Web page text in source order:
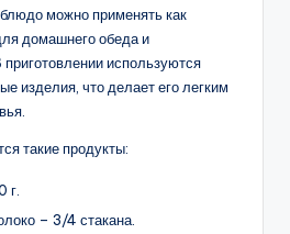
можно применять как
домашнего обеда и
используются
изделия, что делает его легким
такие продукты:
г.
– 3/4 стакана.